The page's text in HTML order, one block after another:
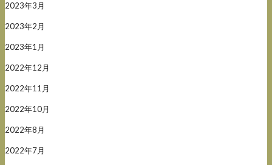
2023年3月
2023年2月
2023年1月
2022年12月
2022年11月
2022年10月
2022年8月
2022年7月